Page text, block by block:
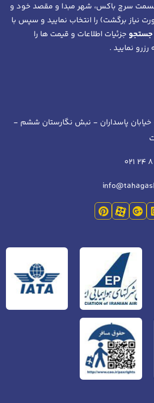
سرچ باکس، شهر مبدا و مقصد خود و
نیاز برگشت) را انتخاب نمایید و سپس با
جستجو جزئیات اطلاعات و قیمت ها را
نمایید .
خیابان پاسداران - نبش نگارستان ششم -
021 24